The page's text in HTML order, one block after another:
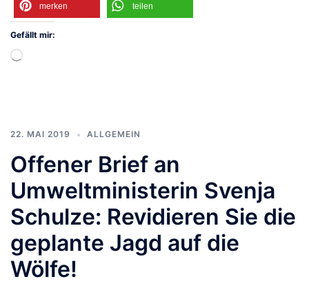
merken teilen
Gefällt mir:
Wird
22. MAI 2019 ALLGEMEIN
Offener Brief an
Umweltministerin Svenja
Schulze: Revidieren Sie die
geplante Jagd auf die
Wölfe!